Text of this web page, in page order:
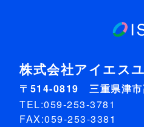
株式会社アイエス
〒514-0819 三重県津市
TEL:059-253-3781
FAX:059-253-3381